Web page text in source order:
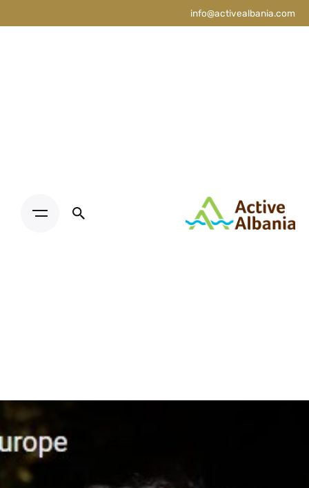
info@activealbania.com